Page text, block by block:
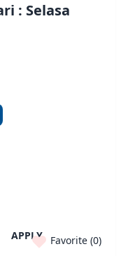
: Selasa
APPLY Favorite (0)